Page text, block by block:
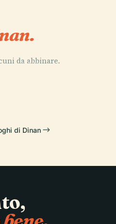
da abbinare.
PLACE
di Dinan